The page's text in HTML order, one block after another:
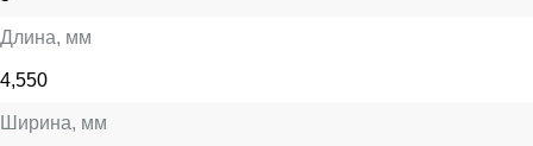
Длина, мм
4,550
Ширина, мм